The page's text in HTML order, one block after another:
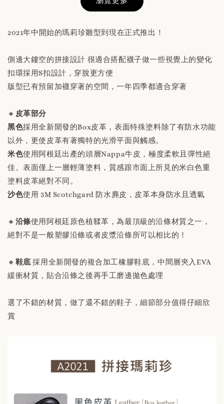
替換用真皮鞋墊 「購買前請務必閱讀商品敘述
說明」
NT$ 230
加入購物車
2021年中開始的瑪莉珍雛型到現在正式推出！
側邊大鏤空的拼接設計 很適合搭配襪子做一些視覺上的變化
扣環採用S扣設計，穿脫更方便
版型已有預留加襪穿著的空間，一年四季都適合穿著
🔸 皮革部分
黑色採用全新開發的Box皮革，表面特殊塗料除了有防水功能
以外，更使皮革有著獨特的光滑平面與觸感。
米色使用阿根廷出產的頭層Nappa牛皮，極度柔軟且彈性絕
佳。表面僅上一層輕薄塗料，質感跟市面上所見的米白色重
塗料皮革絕對不同。
沙色使用 3M Scotchgard 防水麂皮，皮革本身防水且透氣
🔸 沿條使用阿根廷原色植鞣革，為最頂級的沿條材質之一，
絕對不是一般塑膠沿條或者皮漿沿條所可以相比的！
🔸 鞋底 採用全新開發的複合加工橡膠鞋底，中間層夾入EVA
緩衝材質，貼合沿條之後再手工磨邊拋色處理
選了不錯的材質，做了還不錯的鞋子，細節部分值得仔細欣
賞